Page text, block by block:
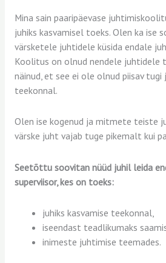
Mina sain paaripäevase
juhiks kasvamisel toeks. Olen ka ise
värsketele juhtidele küsida endale
Koolitus on olnud nendele juhtidele
näinud, et see ei ole olnud piisav tugi
teekonnal.
Olen ise kogenud ja mitmete teiste
värske juht vajab tuge pikemalt kui
Seetõttu soovitan nüüd juhil leida
superviisor, kes on toeks:
juhiks kasvamise teekonnal,
iseendast teadlikumaks
inimeste juhtimise teemades.